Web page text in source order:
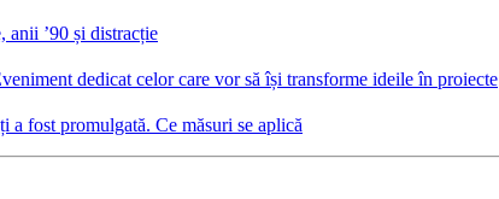
anii ’90 și distracție
dedicat celor care vor să își transforme ideile în proiecte
a fost promulgată. Ce măsuri se aplică